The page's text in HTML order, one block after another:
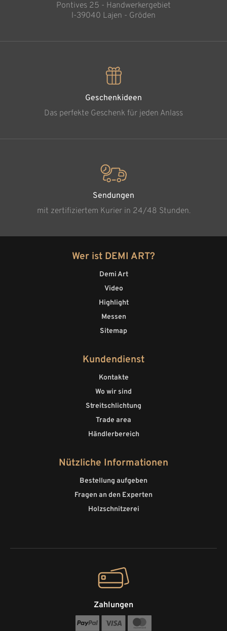
Pontives 25 - Handwerkergebiet
l-39040 Lajen - Gröden
Geschenkideen
Das perfekte Geschenk für jeden Anlass
Sendungen
mit zertifiziertem Kurier in 24/48 Stunden.
Wer ist DEMI ART?
Demi Art
Video
Highlight
Messen
Sitemap
Kundendienst
Kontakte
Wo wir sind
Streitschlichtung
Trade area
Händlerbereich
Nützliche Informationen
Bestellung aufgeben
Fragen an den Experten
Holzschnitzerei
Zahlungen